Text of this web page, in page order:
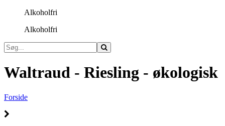
Alkoholfri
Alkoholfri
Waltraud - Riesling - økologisk
Forside